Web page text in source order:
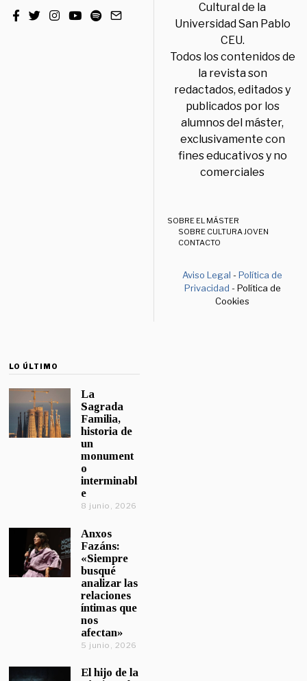
Cultural de la
Universidad San Pablo
CEU.
Todos los contenidos de
la revista son
redactados, editados y
publicados por los
alumnos del máster,
exclusivamente con
fines educativos y no
comerciales
SOBRE EL MÁSTER
SOBRE CULTURA JOVEN
CONTACTO
Aviso Legal -Política de
Privacidad - Política de
Cookies
LO ÚLTIMO
La
Sagrada
Familia,
historia de
un
monument
o
interminabl
e
8 junio, 2026
Anxos
Fazáns:
«Siempre
busqué
analizar las
relaciones
íntimas que
nos
afectan»
5 junio, 2026
El hijo de la